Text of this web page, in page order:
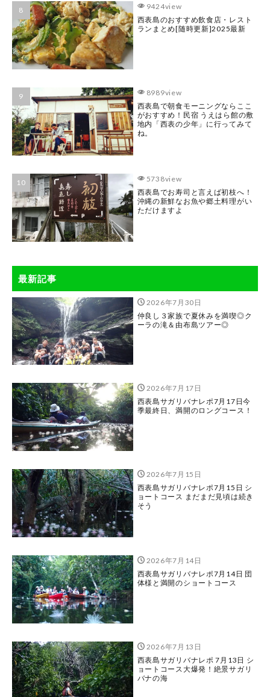
9424view
西表島のおすすめ飲食店・レスト
ランまとめ[随時更新]2025最新
8989view
西表島で朝食モーニングならここ
がおすすめ！民宿 うえはら館の敷
地内「西表の少年」に行ってみて
ね。
5738view
西表島でお寿司と言えば初枝へ！
沖縄の新鮮なお魚や郷土料理がい
ただけますよ
最新記事
2026年7月30日
仲良し３家族で夏休みを満喫◎ク
ーラの滝＆由布島ツアー◎
2026年7月17日
西表島サガリバナレポ7月17日今
季最終日、満開のロングコース！
2026年7月15日
西表島サガリバナレポ7月15日 シ
ョートコース まだまだ見頃は続き
そう
2026年7月14日
西表島サガリバナレポ7月14日 団
体様と満開のショートコース
2026年7月13日
西表島サガリバナレポ 7月13日 シ
ョートコース大爆発！絶景サガリ
バナの海